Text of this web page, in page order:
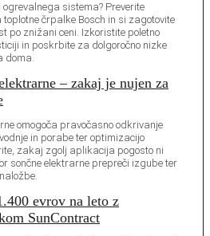
sistema? Preverite
črpalke Bosch in si zagotovite
po znižani ceni. Izkoristite poletno
in poskrbite za dolgoročno nizke
doma.
– zakaj je nujen za
omogoča pravočasno odkrivanje
in porabe ter optimizacijo
zakaj zgolj aplikacija pogosto ni
sončne elektrarne prepreči izgube ter
evrov na leto z
SunContract